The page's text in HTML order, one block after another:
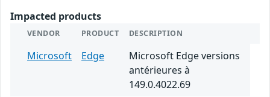
Impacted products
VENDOR PRODUCT DESCRIPTION
Microsoft Edge
Microsoft Edge versions
antérieures à
149.0.4022.69